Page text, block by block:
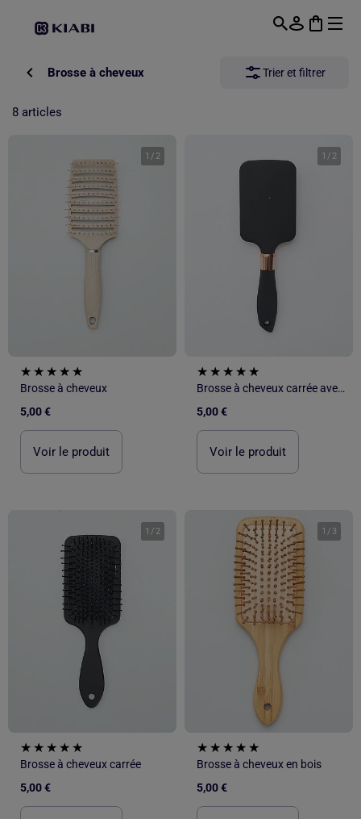
Brosse à cheveux Trier et filtrer
8 articles
1 / 2
Brosse à cheveux
5,00 €
Voir le produit
1 / 2
Brosse à cheveux carrée avec manche irisé
5,00 €
Voir le produit
1 / 2
Brosse à cheveux carrée
5,00 €
1 / 3
Brosse à cheveux en bois
5,00 €